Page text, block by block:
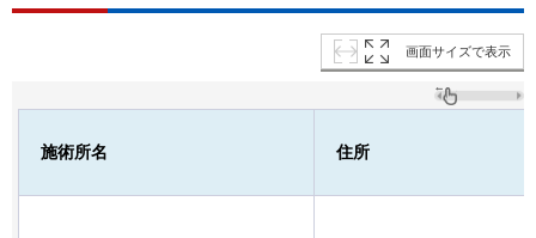
画面サイズで表示
施術所名 住所